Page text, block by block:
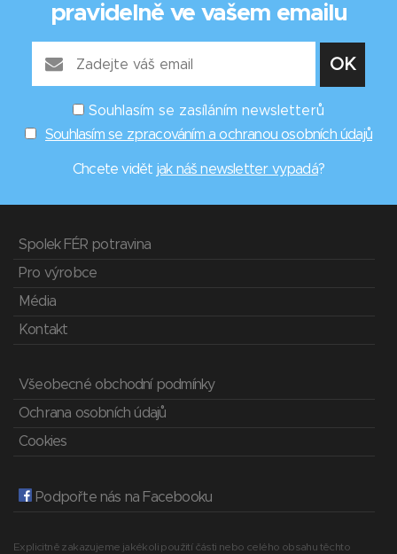
pravidelně ve vašem emailu
Souhlasím se zasíláním newsletterů
Souhlasím se zpracováním a ochranou osobních údajů
Chcete vidět jak náš newsletter vypadá?
Spolek FÉR potravina
Pro výrobce
Média
Kontakt
Všeobecné obchodní podmínky
Ochrana osobních údajů
Cookies
Podpořte nás na Facebooku
Explicitně zakazujeme jakékoli použití části nebo celého obsahu těchto